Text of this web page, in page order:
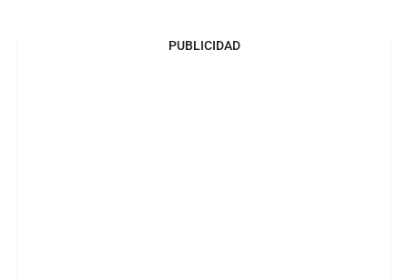
PUBLICIDAD